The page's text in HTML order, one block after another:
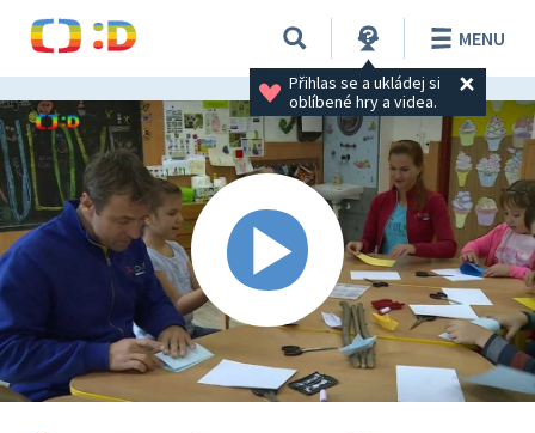
Přihlas se a ukládej si
oblíbené hry a videa.
MENU